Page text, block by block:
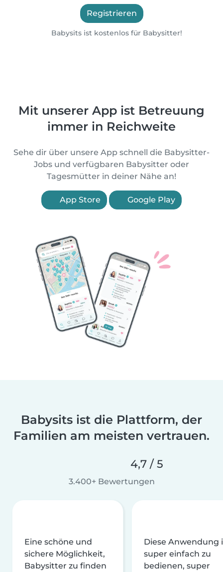
Registrieren
Babysits ist kostenlos für Babysitter!
Mit unserer App ist Betreuung
immer in Reichweite
Sehe dir über unsere App schnell die Babysitter-
Jobs und verfügbaren Babysitter oder
Tagesmütter in deiner Nähe an!
App Store Google Play
Babysits ist die Plattform, der
Familien am meisten vertrauen.
4,7 / 5
3.400+ Bewertungen
Eine schöne und
sichere Möglichkeit,
Babysitter zu finden
Diese Anwendung
super einfach zu
bedienen, super